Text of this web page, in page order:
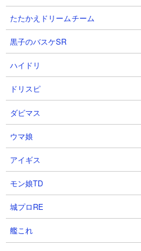
４．異界にゃんこ塔29階
った攻略
【出撃メンバー】
たたかえドリームチーム
黒子のバスケSR
ハイドリ
ドリスピ
ダビマス
ウマ娘
アイギス
モン娘TD
城プロRE
艦これ